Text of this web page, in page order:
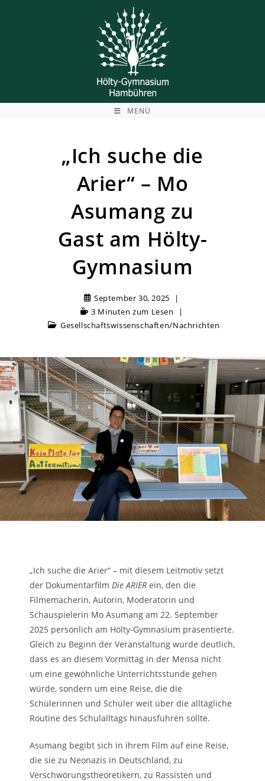
MENÜ
„Ich suche die
Arier“ – Mo
Asumang zu
Gast am Hölty-
Gymnasium
September 30, 2025
3 Minuten zum Lesen
Gesellschaftswissenschaften/Nachrichten
„Ich suche die Arier“ – mit diesem Leitmotiv setzt
der Dokumentarfilm Die ARIER ein, den die
Filmemacherin, Autorin, Moderatorin und
Schauspielerin Mo Asumang am 22. September
2025 persönlich am Hölty-Gymnasium präsentierte.
Gleich zu Beginn der Veranstaltung wurde deutlich,
dass es an diesem Vormittag in der Mensa nicht
um eine gewöhnliche Unterrichtsstunde gehen
würde, sondern um eine Reise, die die
Schülerinnen und Schüler weit über die alltägliche
Routine des Schulalltags hinausführen sollte.
Asumang begibt sich in ihrem Film auf eine Reise,
die sie zu Neonazis in Deutschland, zu
Verschwörungstheoretikern, zu Rassisten und